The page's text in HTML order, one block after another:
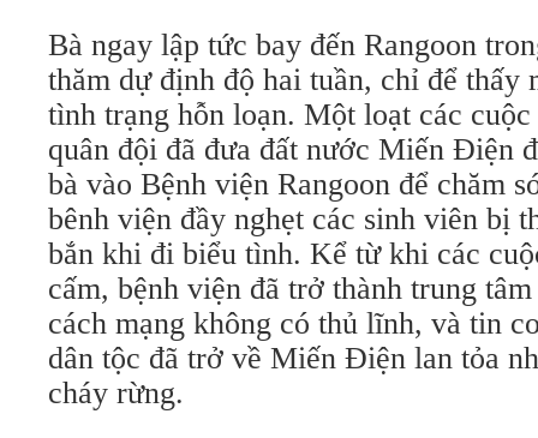
Bà ngay lập tức bay đến Rangoon
thăm dự định độ hai tuần, chỉ để thấy
tình trạng hỗn loạn. Một loạt các
quân đội đã đưa đất nước Miến Điện
bà vào Bệnh viện Rangoon để chăm
bênh viện đầy nghẹt các sinh viên bị
bắn khi đi biểu tình. Kể từ khi các
cấm, bệnh viện đã trở thành trung
cách mạng không có thủ lĩnh, và tin
dân tộc đã trở về Miến Điện lan tỏa
cháy rừng.